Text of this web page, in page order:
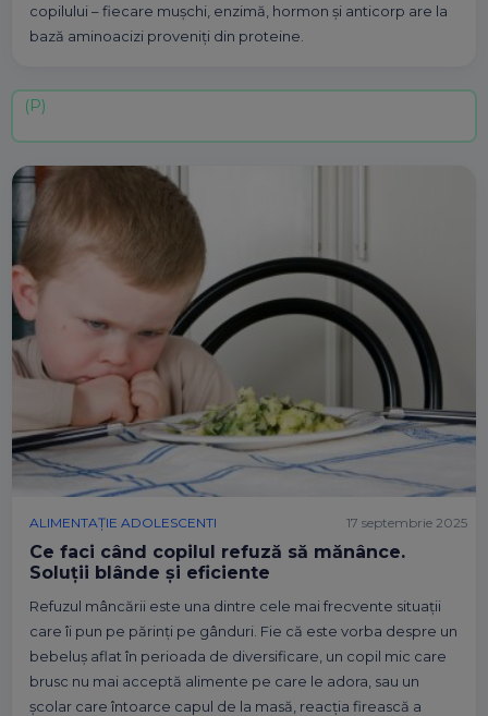
copilului – fiecare mușchi, enzimă, hormon și anticorp are la
bază aminoacizi proveniți din proteine.
ALIMENTAȚIE ADOLESCENTI
Ce faci când copilul refuză să mănânce.
Soluții blânde și eficiente
Refuzul mâncării este una dintre cele mai frecvente situații
care îi pun pe părinți pe gânduri. Fie că este vorba despre un
bebeluș aflat în perioada de diversificare, un copil mic care
brusc nu mai acceptă alimente pe care le adora, sau un
școlar care întoarce capul de la masă, reacția firească a
17 septembrie 2025